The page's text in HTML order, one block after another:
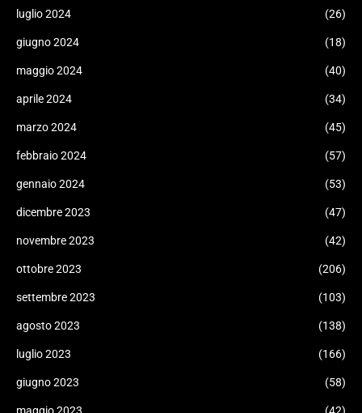
luglio 2024 (26)
giugno 2024 (18)
maggio 2024 (40)
aprile 2024 (34)
marzo 2024 (45)
febbraio 2024 (57)
gennaio 2024 (53)
dicembre 2023 (47)
novembre 2023 (42)
ottobre 2023 (206)
settembre 2023 (103)
agosto 2023 (138)
luglio 2023 (166)
giugno 2023 (58)